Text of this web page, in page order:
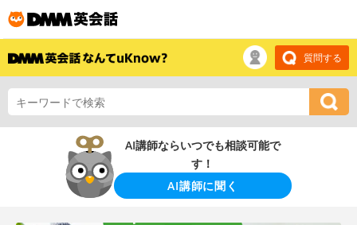
質問する
AI講師ならいつでも相談可能で
す！
AI講師に聞く